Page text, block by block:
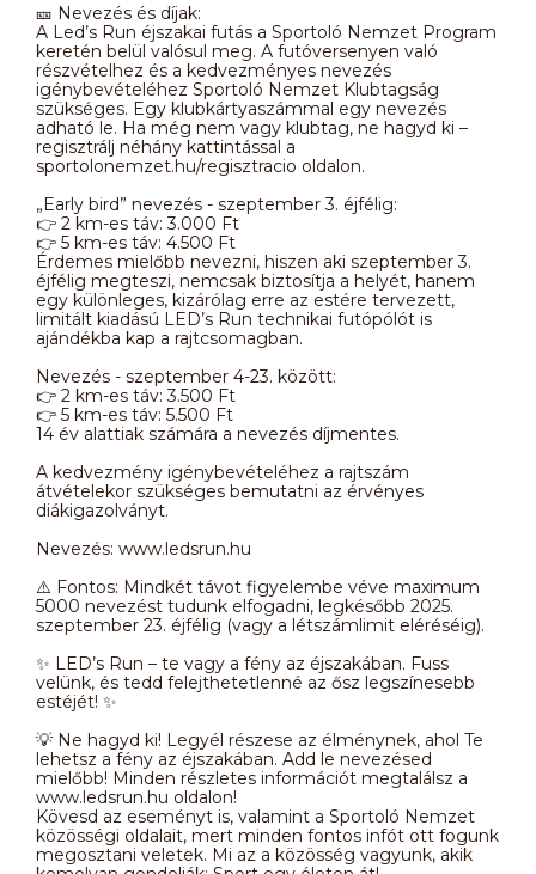
🎫 Nevezés és díjak:
A Led’s Run éjszakai futás a Sportoló Nemzet Program
keretén belül valósul meg. A futóversenyen való
részvételhez és a kedvezményes nevezés
igénybevételéhez Sportoló Nemzet Klubtagság
szükséges. Egy klubkártyaszámmal egy nevezés
adható le. Ha még nem vagy klubtag, ne hagyd ki –
regisztrálj néhány kattintással a
sportolonemzet.hu/regisztracio oldalon.
„Early bird” nevezés - szeptember 3. éjfélig:
👉 2 km-es táv: 3.000 Ft
👉 5 km-es táv: 4.500 Ft
Érdemes mielőbb nevezni, hiszen aki szeptember 3.
éjfélig megteszi, nemcsak biztosítja a helyét, hanem
egy különleges, kizárólag erre az estére tervezett,
limitált kiadású LED’s Run technikai futópólót is
ajándékba kap a rajtcsomagban.
Nevezés - szeptember 4-23. között:
👉 2 km-es táv: 3.500 Ft
👉 5 km-es táv: 5.500 Ft
14 év alattiak számára a nevezés díjmentes.
A kedvezmény igénybevételéhez a rajtszám
átvételekor szükséges bemutatni az érvényes
diákigazolványt.
Nevezés: www.ledsrun.hu
⚠️ Fontos: Mindkét távot figyelembe véve maximum
5000 nevezést tudunk elfogadni, legkésőbb 2025.
szeptember 23. éjfélig (vagy a létszámlimit eléréséig).
✨ LED’s Run – te vagy a fény az éjszakában. Fuss
velünk, és tedd felejthetetlenné az ősz legszínesebb
estéjét! ✨
💡 Ne hagyd ki! Legyél részese az élménynek, ahol Te
lehetsz a fény az éjszakában. Add le nevezésed
mielőbb! Minden részletes információt megtalálsz a
www.ledsrun.hu oldalon!
Kövesd az eseményt is, valamint a Sportoló Nemzet
közösségi oldalait, mert minden fontos infót ott fogunk
megosztani veletek. Mi az a közösség vagyunk, akik